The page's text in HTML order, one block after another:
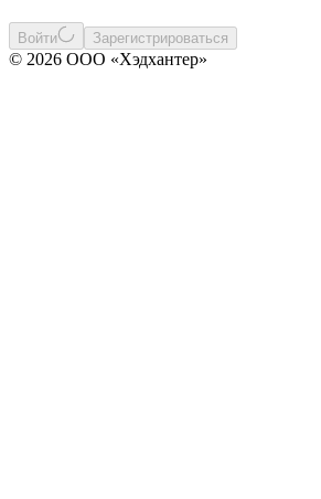
Войти Зарегистрироваться
© 2026 ООО «Хэдхантер»